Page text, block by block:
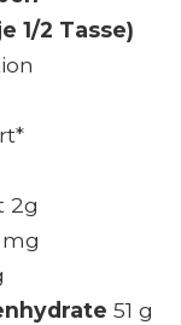
1/2 Tasse)
2g
51 g